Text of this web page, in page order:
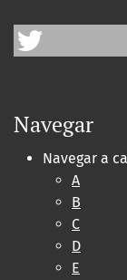
Navegar
Navegar a
A
B
C
D
E